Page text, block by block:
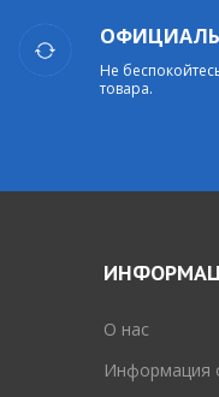
Не
товара.
O нас
Информация